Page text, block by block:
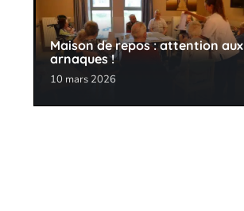
Maison de repos : attention aux
arnaques !
10 mars 2026